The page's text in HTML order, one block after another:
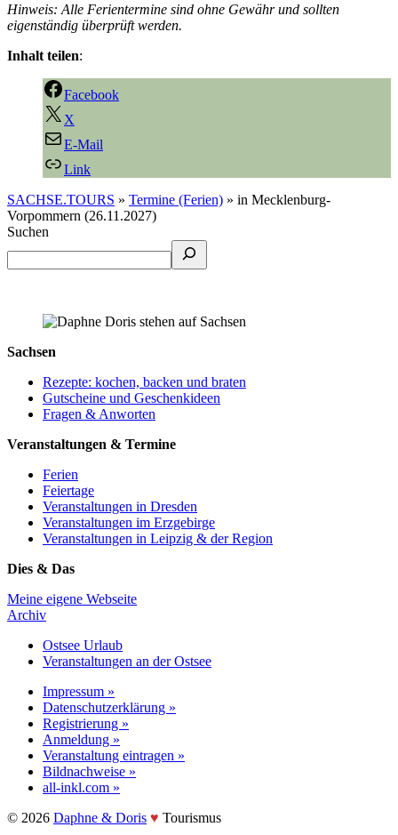
Hinweis: Alle Ferientermine sind ohne Gewähr und sollten
eigenständig überprüft werden.
Inhalt teilen:
Facebook
X
E-Mail
Link
SACHSE.TOURS » Termine (Ferien) » in Mecklenburg-
Vorpommern (26.11.2027)
Suchen
Sachsen
Rezepte: kochen, backen und braten
Gutscheine und Geschenkideen
Fragen & Anworten
Veranstaltungen & Termine
Ferien
Feiertage
Veranstaltungen in Dresden
Veranstaltungen im Erzgebirge
Veranstaltungen in Leipzig & der Region
Dies & Das
Meine eigene Webseite
Archiv
Ostsee Urlaub
Veranstaltungen an der Ostsee
Impressum »
Datenschutzerklärung »
Registrierung »
Anmeldung »
Veranstaltung eintragen »
Bildnachweise »
all-inkl.com »
©️ 2026 Daphne & Doris ♥️ Tourismus